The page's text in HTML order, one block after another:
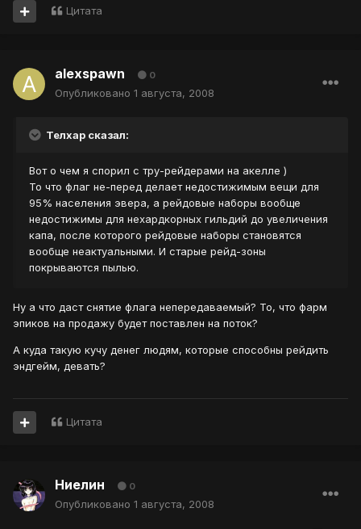
Цитата
alexspawn 0
Опубликовано 1 августа, 2008
Телхар сказал:
Вот о чем я спорил с тру-рейдерами на акелле )
То что флаг не-перед делает недостижимым вещи для
95% населения эвера, а рейдовые наборы вообще
недостижимы для нехардкорных гильдий до увеличения
капа, после которого рейдовые наборы становятся
вообще неактуальными. И старые рейд-зоны
покрываются пылью.
Ну а что даст снятие флага непередаваемый? То, что фарм
эпиков на продажу будет поставлен на поток?
А куда такую кучу денег людям, которые способны рейдить
эндгейм, девать?
Цитата
Ниелин 0
Опубликовано 1 августа, 2008